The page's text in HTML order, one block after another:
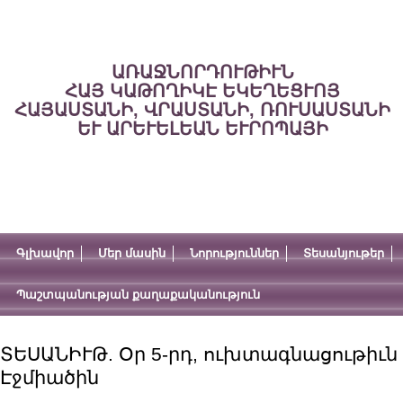
ԱՌԱՋՆՈՐԴՈՒԹԻՒՆ
ՀԱՅ ԿԱԹՈՂԻԿԷ ԵԿԵՂԵՑՒՈՅ
ՀԱՅԱՍՏԱՆԻ, ՎՐԱՍՏԱՆԻ, ՌՈՒՍԱՍՏԱՆԻ
ԵՒ ԱՐԵՒԵԼԵԱՆ ԵՒՐՈՊԱՅԻ
Գլխավոր Մեր մասին Նորություններ Տեսանյութեր
Պաշտպանության քաղաքականություն
ՏԵՍԱՆԻՒԹ. Օր 5-րդ,
Էջմիածին